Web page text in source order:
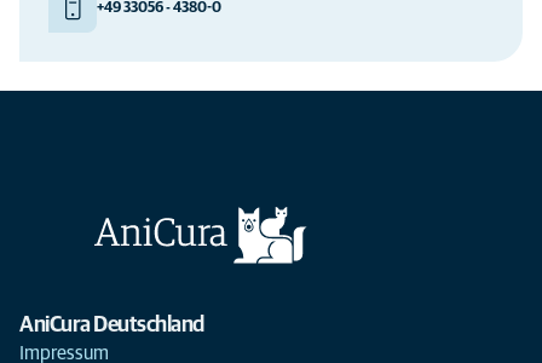
+49 33056 - 4380-0
AniCura Deutschland
Impressum